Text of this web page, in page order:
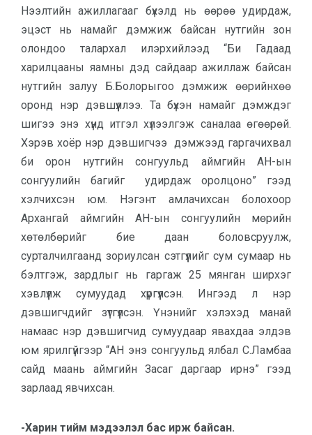
Нээлтийн ажиллагааг бүхэлд нь өөрөө удирдаж,
эцэст нь намайг дэмжиж байсан нутгийн зон
олондоо талархал илэрхийлээд “Би Гадаад
харилцааны яамны дэд сайдаар ажиллаж байсан
нутгийн залуу Б.Болорыгоо дэмжиж өөрийнхөө
оронд нэр дэвшүүллээ. Та бүхэн намайг дэмждэг
шигээ энэ хүнд итгэл хүлээлгэж саналаа өгөөрөй.
Хэрэв хоёр нэр дэвшигчээ дэмжээд гаргачихвал
би орон нутгийн сонгуульд аймгийн АН-ын
сонгуулийн багийг удирдаж оролцоно” гээд
хэлчихсэн юм. Нэгэнт амлачихсан болохоор
Архангай аймгийн АН-ын сонгуулийн мөрийн
хөтөлбөрийг бие даан боловсруулж,
сурталчилгаанд зориулсан сэтгүүлийг сум сумаар нь
бэлтгэж, зардлыг нь гаргаж 25 мянган ширхэг
хэвлүүлж сумуудад хүргүүлсэн. Ингээд л нэр
дэвшигчдийг зүтгүүлсэн. Үнэнийг хэлэхэд манай
намаас нэр дэвшигчид сумуудаар явахдаа элдэв
юм ярилгүйгээр “АН энэ сонгуульд ялбал С.Ламбаа
сайд маань аймгийн Засаг даргаар ирнэ” гээд
зарлаад явчихсан.
-Харин тийм мэдээлэл бас ирж байсан.